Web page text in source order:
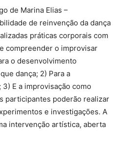
de Marina Elias –
de reinvenção da dança
práticas corporais com
compreender o improvisar
o desenvolvimento
dança; 2) Para a
E a improvisação como
participantes poderão realizar
e investigações. A
intervenção artística, aberta